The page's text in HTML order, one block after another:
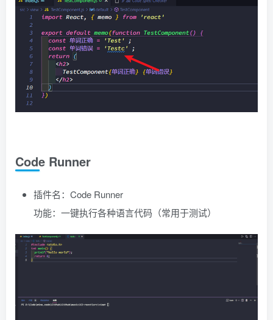
Code Runner
插件名：Code Runner
功能：一键执行各种语言代码（常用于测试）